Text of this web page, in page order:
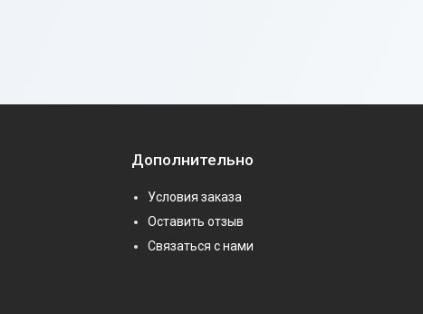
Дополнительно
Условия заказа
Оставить отзыв
Связаться с нами